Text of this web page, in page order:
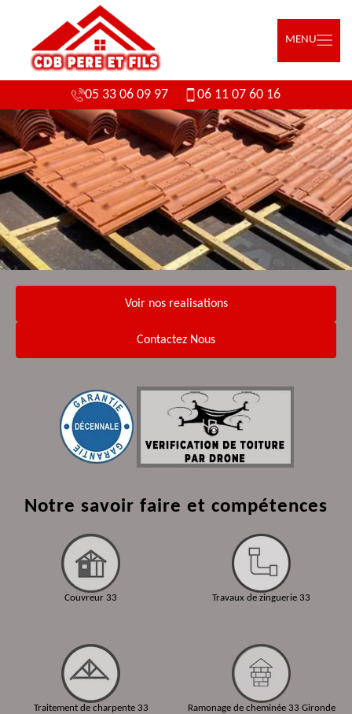
MENU
05 33 06 09 97 06 11 07 60 16
Voir nos realisations
Contactez Nous
Notre savoir faire et compétences
Couvreur 33
Traitement de charpente 33
Travaux de zinguerie 33
Ramonage de cheminée 33 Gironde